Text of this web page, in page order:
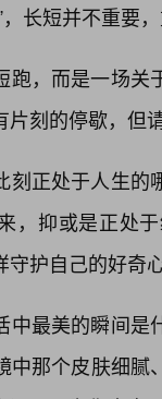
，长短并不重要
跑，而是一场
刻的停歇，但
刻正处于人生
，抑或是正处
守护自己的好奇
中最美的瞬间是
中那个皮肤细